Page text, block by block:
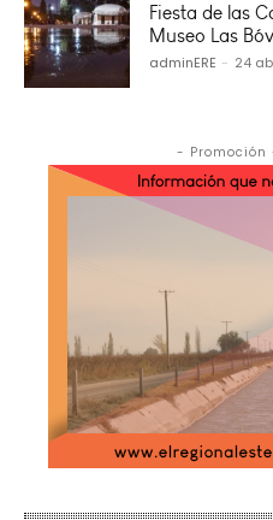
Fiesta de las
Museo Las
adminERE - 24
- Promoción